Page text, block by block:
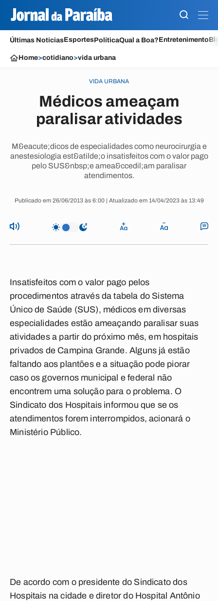
Últimas NotíciasEsportesPolíticaQual a Boa?Entretenimento
Home>cotidiano>vida urbana
VIDA URBANA
Médicos ameaçam
paralisar atividades
M&eacute;dicos de especialidades como neurocirurgia e
anestesiologia est&atilde;o insatisfeitos com o valor pago
pelo SUS&nbsp;e amea&ccedil;am paralisar
atendimentos.
Publicado em 26/06/2013 às 6:00 | Atualizado em 14/04/2023 às 13:49
Insatisfeitos com o valor pago pelos
procedimentos através da tabela do Sistema
Único de Saúde (SUS), médicos em diversas
especialidades estão ameaçando paralisar suas
atividades a partir do próximo mês, em hospitais
privados de Campina Grande. Alguns já estão
faltando aos plantões e a situação pode piorar
caso os governos municipal e federal não
encontrem uma solução para o problema. O
Sindicato dos Hospitais informou que se os
atendimentos forem interrompidos, acionará o
Ministério Público.
De acordo com o presidente do Sindicato dos
Hospitais na cidade e diretor do Hospital Antônio